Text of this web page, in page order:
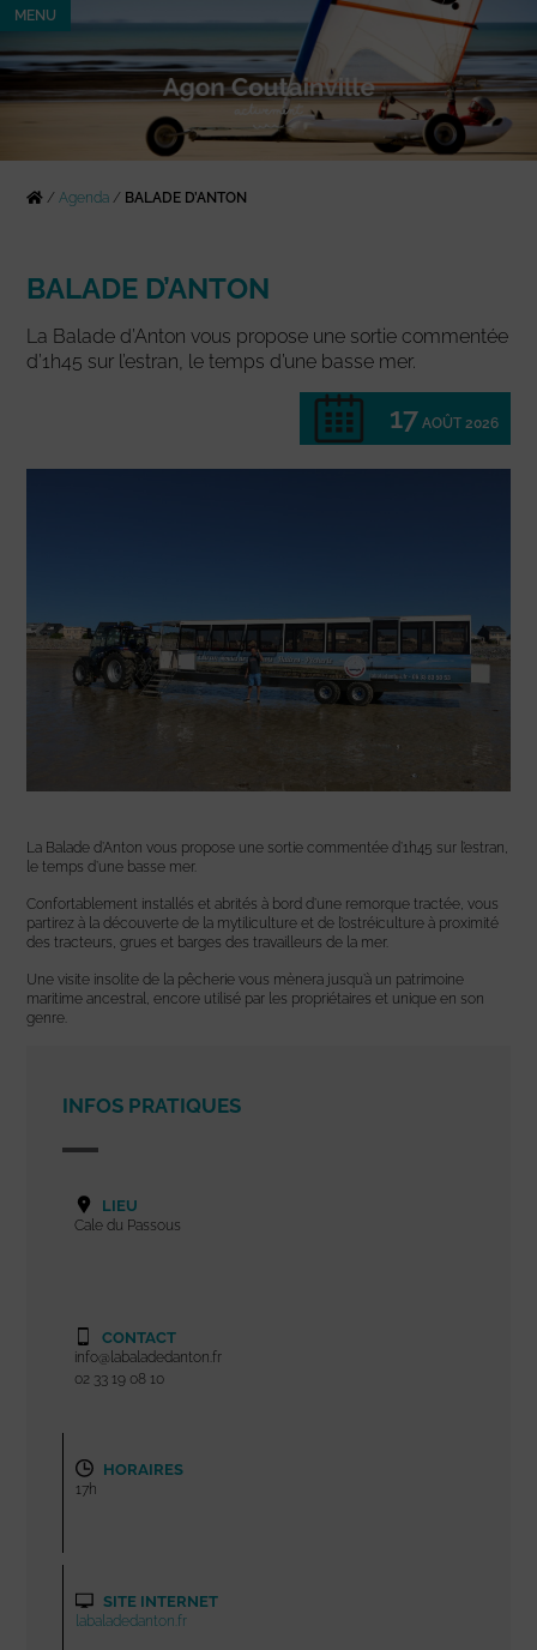
MENU
/Agenda / BALADE D’ANTON
BALADE D’ANTON
La Balade d’Anton vous propose une sortie commentée
d’1h45 sur l’estran, le temps d’une basse mer.
17 AOÛT 2026
La Balade d’Anton vous propose une sortie commentée d’1h45 sur l’estran,
le temps d’une basse mer.
Confortablement installés et abrités à bord d’une remorque tractée, vous
partirez à la découverte de la mytiliculture et de l’ostréiculture à proximité
des tracteurs, grues et barges des travailleurs de la mer.
Une visite insolite de la pêcherie vous mènera jusqu’à un patrimoine
maritime ancestral, encore utilisé par les propriétaires et unique en son
genre.
INFOS PRATIQUES
LIEU
Cale du Passous
CONTACT
info@labaladedanton.fr
02 33 19 08 10
HORAIRES
17h
SITE INTERNET
labaladedanton.fr